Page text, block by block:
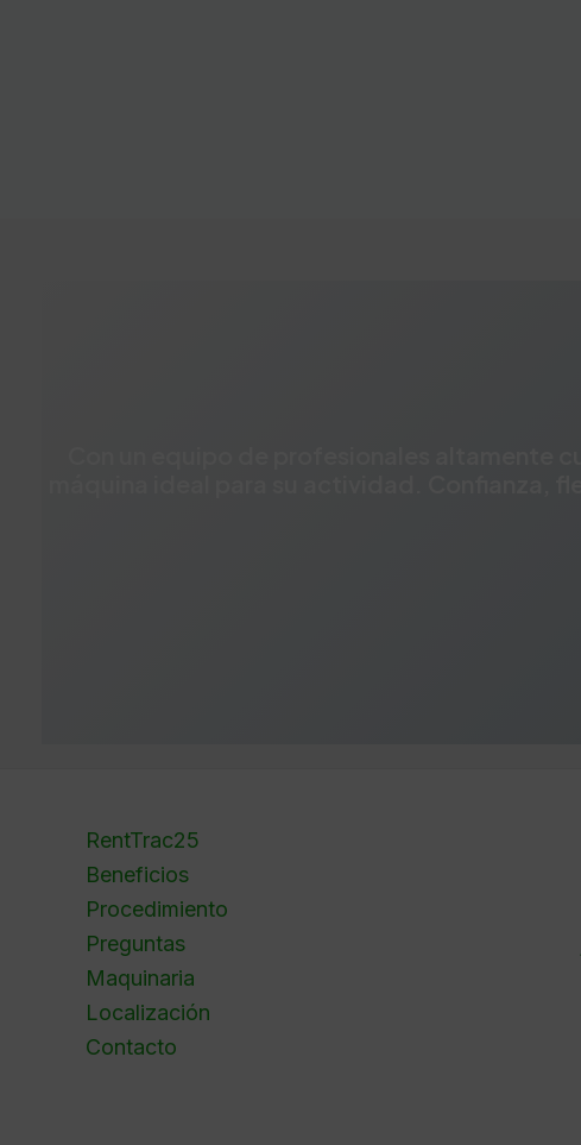
RentTrac25
Beneficios
Procedimiento
Preguntas
Maquinaria
Localización
Contacto